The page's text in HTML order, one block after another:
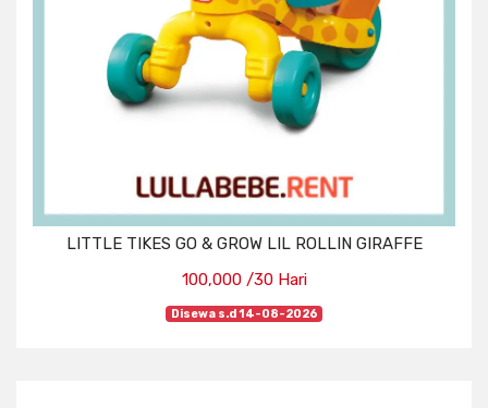
LITTLE TIKES GO & GROW LIL ROLLIN GIRAFFE
100,000 /30 Hari
Disewa s.d 14-08-2026